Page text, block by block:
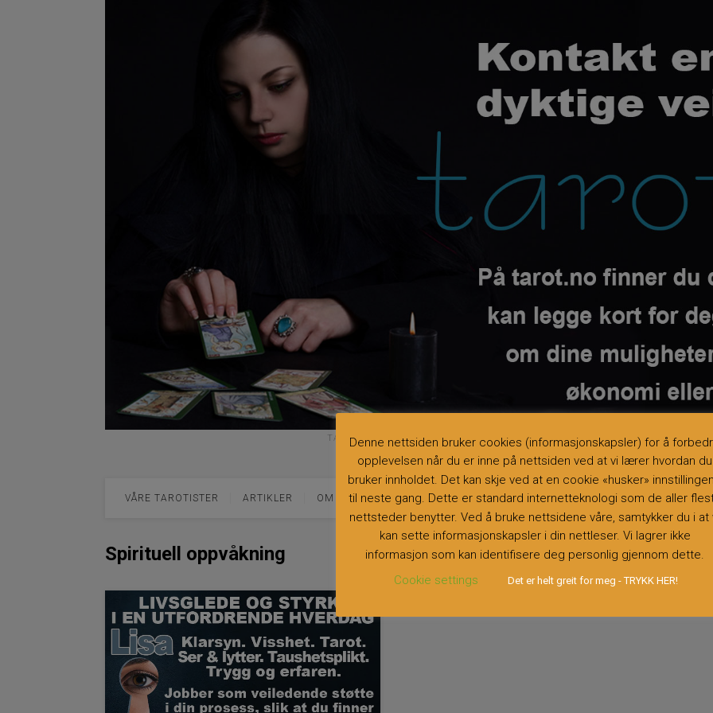
TAROT.NO ER EN KVALITETSKONTROLLERT TJENESTE LEVERT VIA
VÅRE TAROTISTER ARTIKLER OM TAROT.NO
Spirituell oppvåkning
Denne nettsiden bruker cookies (informasjonskapsler) for å
opplevelsen når du er inne på nettsiden ved at vi lærer hvordan du
bruker innholdet. Det kan skje ved at en cookie «husker»
til neste gang. Dette er standard internetteknologi som de aller
nettsteder benytter. Ved å bruke nettsidene våre, samtykker du i at
kan sette informasjonskapsler i din nettleser. Vi lagrer ikke
informasjon som kan identifisere deg personlig gjennom dette.
Cookie settings
Det er helt greit for meg - TRYKK HER!